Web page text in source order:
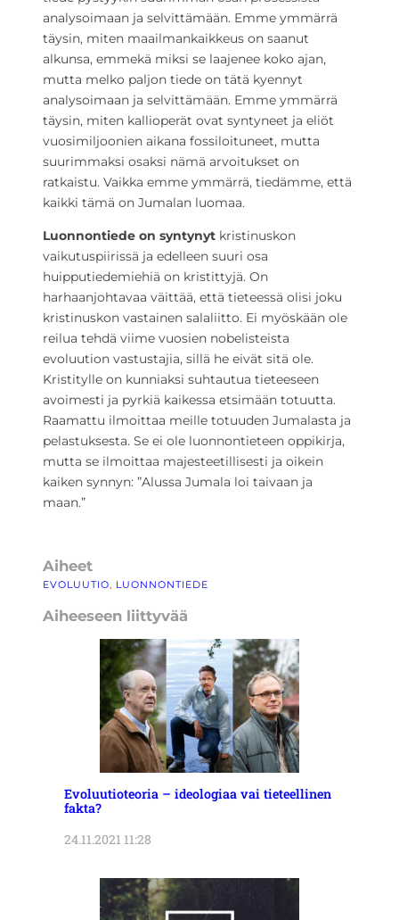
analysoimaan ja selvittämään. Emme ymmärrä
täysin, miten maailmankaikkeus on saanut
alkunsa, emmekä miksi se laajenee koko ajan,
mutta melko paljon tiede on tätä kyennyt
analysoimaan ja selvittämään. Emme ymmärrä
täysin, miten kallioperät ovat syntyneet ja eliöt
vuosimiljoonien aikana fossiloituneet, mutta
suurimmaksi osaksi nämä arvoitukset on
ratkaistu. Vaikka emme ymmärrä, tiedämme, että
kaikki tämä on Jumalan luomaa.
Luonnontiede on syntynyt kristinuskon
vaikutuspiirissä ja edelleen suuri osa
huipputiedemiehiä on kristittyjä. On
harhaanjohtavaa väittää, että tieteessä olisi joku
kristinuskon vastainen salaliitto. Ei myöskään ole
reilua tehdä viime vuosien nobelisteista
evoluution vastustajia, sillä he eivät sitä ole.
Kristitylle on kunniaksi suhtautua tieteeseen
avoimesti ja pyrkiä kaikessa etsimään totuutta.
Raamattu ilmoittaa meille totuuden Jumalasta ja
pelastuksesta. Se ei ole luonnontieteen oppikirja,
mutta se ilmoittaa majesteetillisesti ja oikein
kaiken synnyn: ”Alussa Jumala loi taivaan ja
maan.”
Aiheet
EVOLUUTIO, LUONNONTIEDE
Aiheeseen liittyvää
Evoluutioteoria – ideologiaa vai tieteellinen
fakta?
24.11.2021 11:28